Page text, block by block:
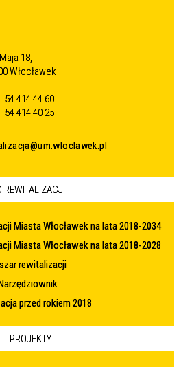
18,
Włocławek
54 414 44 60
54 414 40 25
REWITALIZACJI
Miasta Włocławek na lata 2018-2034
Miasta Włocławek na lata 2018-2028
rewitalizacji
przed rokiem 2018
PROJEKTY